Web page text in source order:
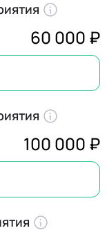
60 000 ₽
100 000 ₽